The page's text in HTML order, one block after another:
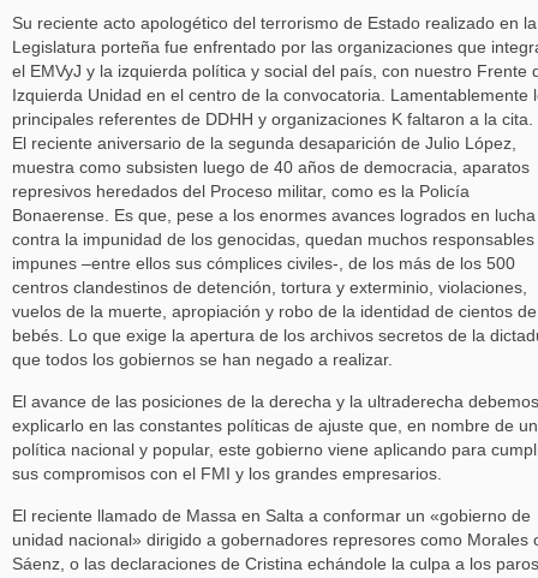
Su reciente acto apologético del terrorismo de Estado realizado en la
Legislatura porteña fue enfrentado por las organizaciones que
el EMVyJ y la izquierda política y social del país, con nuestro Frente
Izquierda Unidad en el centro de la convocatoria. Lamentablemente
principales referentes de DDHH y organizaciones K faltaron a la cita.
El reciente aniversario de la segunda desaparición de Julio López,
muestra como subsisten luego de 40 años de democracia, aparatos
represivos heredados del Proceso militar, como es la Policía
Bonaerense. Es que, pese a los enormes avances logrados en lucha
contra la impunidad de los genocidas, quedan muchos responsables
impunes –entre ellos sus cómplices civiles-, de los más de los 500
centros clandestinos de detención, tortura y exterminio, violaciones,
vuelos de la muerte, apropiación y robo de la identidad de cientos de
bebés. Lo que exige la apertura de los archivos secretos de la
que todos los gobiernos se han negado a realizar.
El avance de las posiciones de la derecha y la ultraderecha debemos
explicarlo en las constantes políticas de ajuste que, en nombre de
política nacional y popular, este gobierno viene aplicando para
sus compromisos con el FMI y los grandes empresarios.
El reciente llamado de Massa en Salta a conformar un «gobierno de
unidad nacional» dirigido a gobernadores represores como Morales
Sáenz, o las declaraciones de Cristina echándole la culpa a los paros